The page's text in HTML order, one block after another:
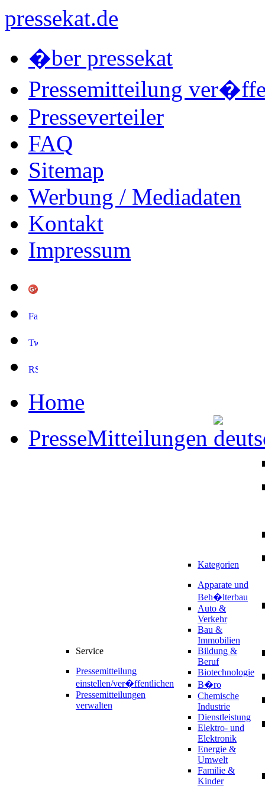
pressekat.de
�ber pressekat
Pressemitteilung
Presseverteiler
FAQ
Sitemap
Werbung / Mediadaten
Kontakt
Impressum
Home
PresseMitteilungen
Service
Pressemitteilung
einstellen/ver�ffentlichen
Pressemitteilungen
verwalten
Kategorien
Apparate und
Beh�lterbau
Auto &
Verkehr
Bau &
Immobilien
Bildung &
Beruf
Biotechnologie
B�ro
Chemische
Industrie
Dienstleistung
Elektro- und
Elektronik
Energie &
Umwelt
Familie &
Kinder